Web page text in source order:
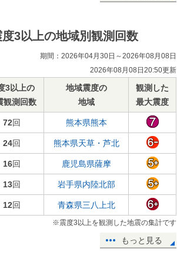
度3以上の地域別観測回数
期間：2026年04月30日～2026年08月08日
2026年08月08日20:50更新
3以上の
観測回数
地域震度の
地域
観測した
最大震度
72回 熊本県熊本
24回 熊本県天草・芦北
16回 鹿児島県薩摩
13回 岩手県内陸北部
12回 青森県三八上北
※震度3以上を観測した地震の集計です
もっと見る